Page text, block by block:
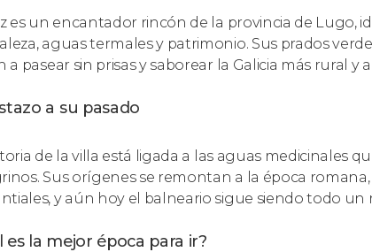
es un encantador rincón de la provincia de Lugo,
aguas termales y patrimonio. Sus prados
a pasear sin prisas y saborear la Galicia más rural y
a su pasado
de la villa está ligada a las aguas medicinales
Sus orígenes se remontan a la época
y aún hoy el balneario sigue siendo todo un
es la mejor época para ir?